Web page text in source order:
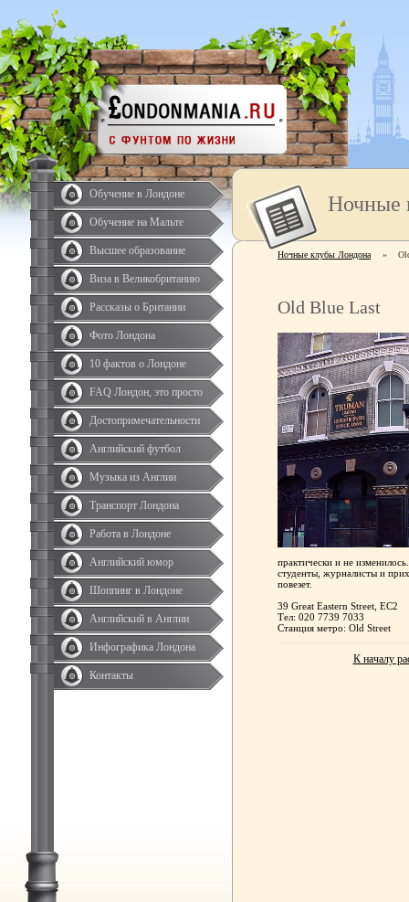
Обучение в Лондоне
Обучение на Мальте
Высшее образование
Виза в Великобританию
Рассказы о Британии
Фото Лондона
10 фактов о Лондоне
FAQ Лондон, это просто
Достопримечательности
Английский футбол
Музыка из Англии
Транспорт Лондона
Работа в Лондоне
Английский юмор
Шоппинг в Лондоне
Английский в Англии
Инфографика Лондона
Контакты
Ночные
Ночные клубы Лондона »
Old Blue Last
практически и не
студенты, журналисты и
повезет.
39 Great Eastern Street, EC2
Тел: 020 7739 7033
Станция метро: Old Street
К началу